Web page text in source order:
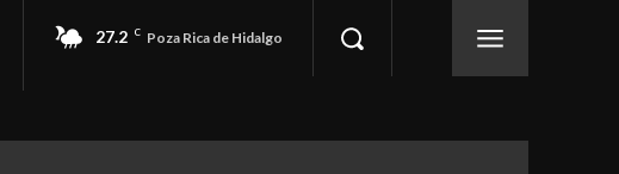
27.2 C Poza Rica de Hidalgo